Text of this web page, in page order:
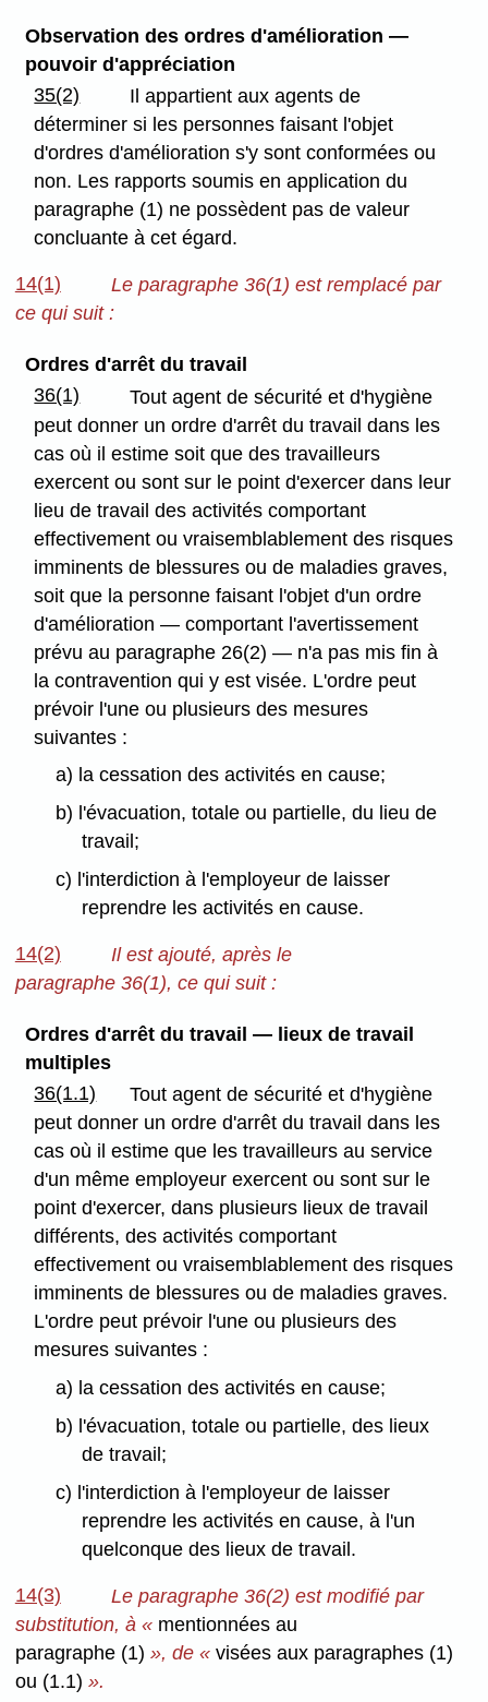
Observation des ordres d'amélioration —
pouvoir d'appréciation
35(2)
Il appartient aux agents de
déterminer si les personnes faisant l'objet
d'ordres d'amélioration s'y sont conformées ou
non. Les rapports soumis en application du
paragraphe (1) ne possèdent pas de valeur
concluante à cet égard.
14(1)
Le paragraphe 36(1) est remplacé par
ce qui suit :
Ordres d'arrêt du travail
36(1)
Tout agent de sécurité et d'hygiène
peut donner un ordre d'arrêt du travail dans les
cas où il estime soit que des travailleurs
exercent ou sont sur le point d'exercer dans leur
lieu de travail des activités comportant
effectivement ou vraisemblablement des risques
imminents de blessures ou de maladies graves,
soit que la personne faisant l'objet d'un ordre
d'amélioration — comportant l'avertissement
prévu au paragraphe 26(2) — n'a pas mis fin à
la contravention qui y est visée. L'ordre peut
prévoir l'une ou plusieurs des mesures
suivantes :
a) la cessation des activités en cause;
b) l'évacuation, totale ou partielle, du lieu de
travail;
c) l'interdiction à l'employeur de laisser
reprendre les activités en cause.
14(2)
Il est ajouté, après le
paragraphe 36(1), ce qui suit :
Ordres d'arrêt du travail — lieux de travail
multiples
36(1.1)
Tout agent de sécurité et d'hygiène
peut donner un ordre d'arrêt du travail dans les
cas où il estime que les travailleurs au service
d'un même employeur exercent ou sont sur le
point d'exercer, dans plusieurs lieux de travail
différents, des activités comportant
effectivement ou vraisemblablement des risques
imminents de blessures ou de maladies graves.
L'ordre peut prévoir l'une ou plusieurs des
mesures suivantes :
a) la cessation des activités en cause;
b) l'évacuation, totale ou partielle, des lieux
de travail;
c) l'interdiction à l'employeur de laisser
reprendre les activités en cause, à l'un
quelconque des lieux de travail.
14(3)
Le paragraphe 36(2) est modifié par
substitution, à «mentionnées au
paragraphe (1) », de «visées aux paragraphes (1)
ou (1.1) ».